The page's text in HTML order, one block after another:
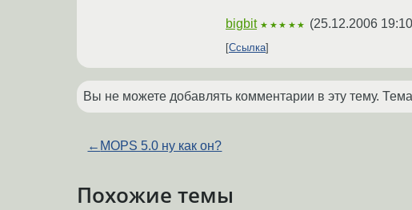
bigbit ★★★★★ (25.12.2006
Ссылка
Вы не можете добавлять комментарии в эту тему.
← MOPS 5.0 ну как он?
Похожие темы